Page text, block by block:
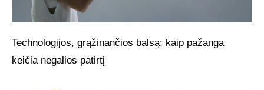
Technologijos, grąžinančios balsą: kaip pažanga
keičia negalios patirtį